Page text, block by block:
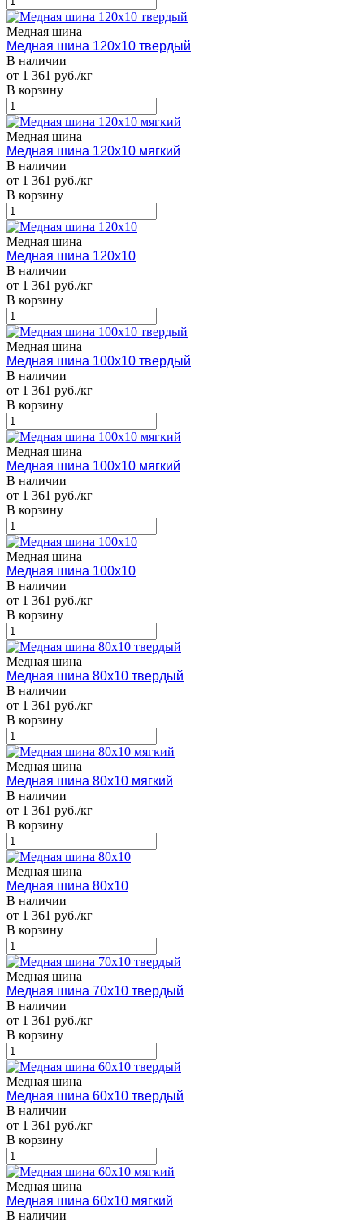
Медная шина
Медная шина 120х10 твердый
В наличии
от 1 361 руб./кг
В корзину
Медная шина
Медная шина 120х10 мягкий
В наличии
от 1 361 руб./кг
В корзину
Медная шина
Медная шина 120х10
В наличии
от 1 361 руб./кг
В корзину
Медная шина
Медная шина 100х10 твердый
В наличии
от 1 361 руб./кг
В корзину
Медная шина
Медная шина 100х10 мягкий
В наличии
от 1 361 руб./кг
В корзину
Медная шина
Медная шина 100х10
В наличии
от 1 361 руб./кг
В корзину
Медная шина
Медная шина 80х10 твердый
В наличии
от 1 361 руб./кг
В корзину
Медная шина
Медная шина 80х10 мягкий
В наличии
от 1 361 руб./кг
В корзину
Медная шина
Медная шина 80х10
В наличии
от 1 361 руб./кг
В корзину
Медная шина
Медная шина 70х10 твердый
В наличии
от 1 361 руб./кг
В корзину
Медная шина
Медная шина 60х10 твердый
В наличии
от 1 361 руб./кг
В корзину
Медная шина
Медная шина 60х10 мягкий
В наличии